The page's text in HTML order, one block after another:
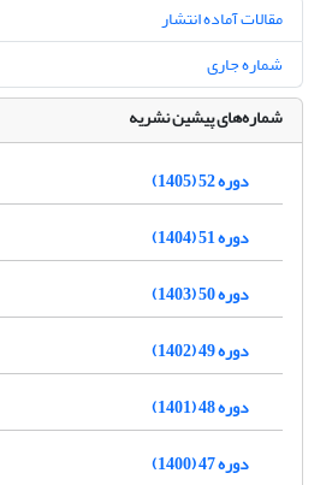
مقالات آماده انتشار
شماره جاری
شماره‌های پیشین نشریه
دوره 52 (1405)
دوره 51 (1404)
دوره 50 (1403)
دوره 49 (1402)
دوره 48 (1401)
دوره 47 (1400)